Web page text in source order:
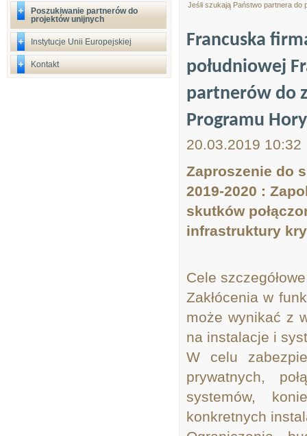
Poszukiwanie partnerów do
projektów unijnych
Instytucje Unii Europejskiej
Kontakt
Jeśli szukają Państwo partnera do
Francuska
południowej
partnerów do
Programu
20.03.2019 10:32
Zaproszenie do
2019-2020 :
skutków
infrastruktury
Cele
Zakłócenia w
może wynikać z
na instalacje i
W celu
prywatnych,
systemów,
konkretnych